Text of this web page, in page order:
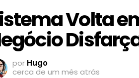
Volta
por Hugo
cerca de um mês atrás